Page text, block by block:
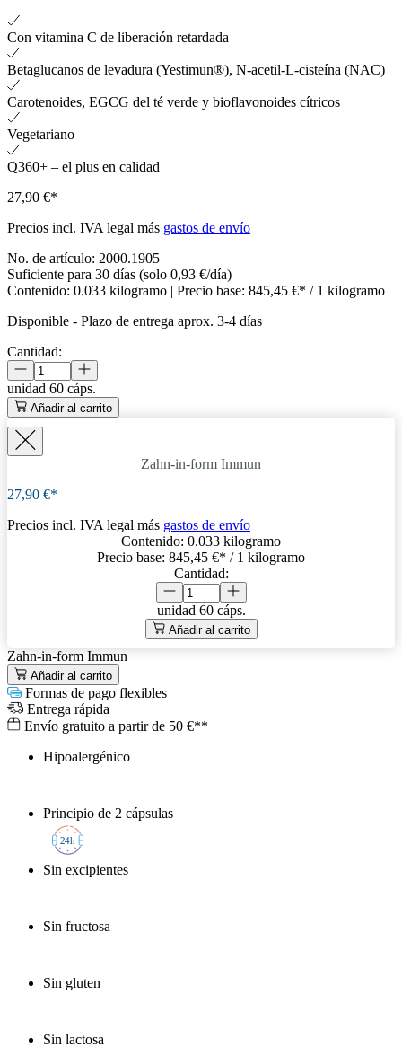
Con vitamina C de liberación retardada
Betaglucanos de levadura (Yestimun®), N-acetil-L-cisteína (NAC)
Carotenoides, EGCG del té verde y bioflavonoides cítricos
Vegetariano
Q360+ – el plus en calidad
27,90 €*
Precios incl. IVA legal más gastos de envío
No. de artículo: 2000.1905
Suficiente para 30 días (solo 0,93 €/día)
Contenido: 0.033 kilogramo | Precio base: 845,45 €* / 1 kilogramo
Disponible - Plazo de entrega aprox. 3-4 días
Cantidad:
unidad 60 cáps.
Añadir al carrito
Zahn-in-form Immun
27,90 €*
Precios incl. IVA legal más gastos de envío
Contenido: 0.033 kilogramo
Precio base: 845,45 €* / 1 kilogramo
Cantidad:
unidad 60 cáps.
Añadir al carrito
Zahn-in-form Immun
Añadir al carrito
Formas de pago flexibles
Entrega rápida
Envío gratuito a partir de 50 €**
Hipoalergénico
Principio de 2 cápsulas
24h
Sin excipientes
Sin fructosa
Sin gluten
Sin lactosa